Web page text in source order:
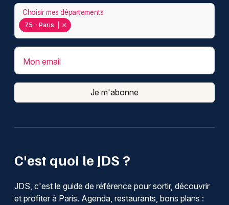
C'est quoi le JDS ?
JDS, c'est le guide de référence pour sortir, découvrir
et profiter à Paris. Agenda, restaurants, bons plans :
75 - Paris
Choisir mes départements
Mon email
Je m'abonne